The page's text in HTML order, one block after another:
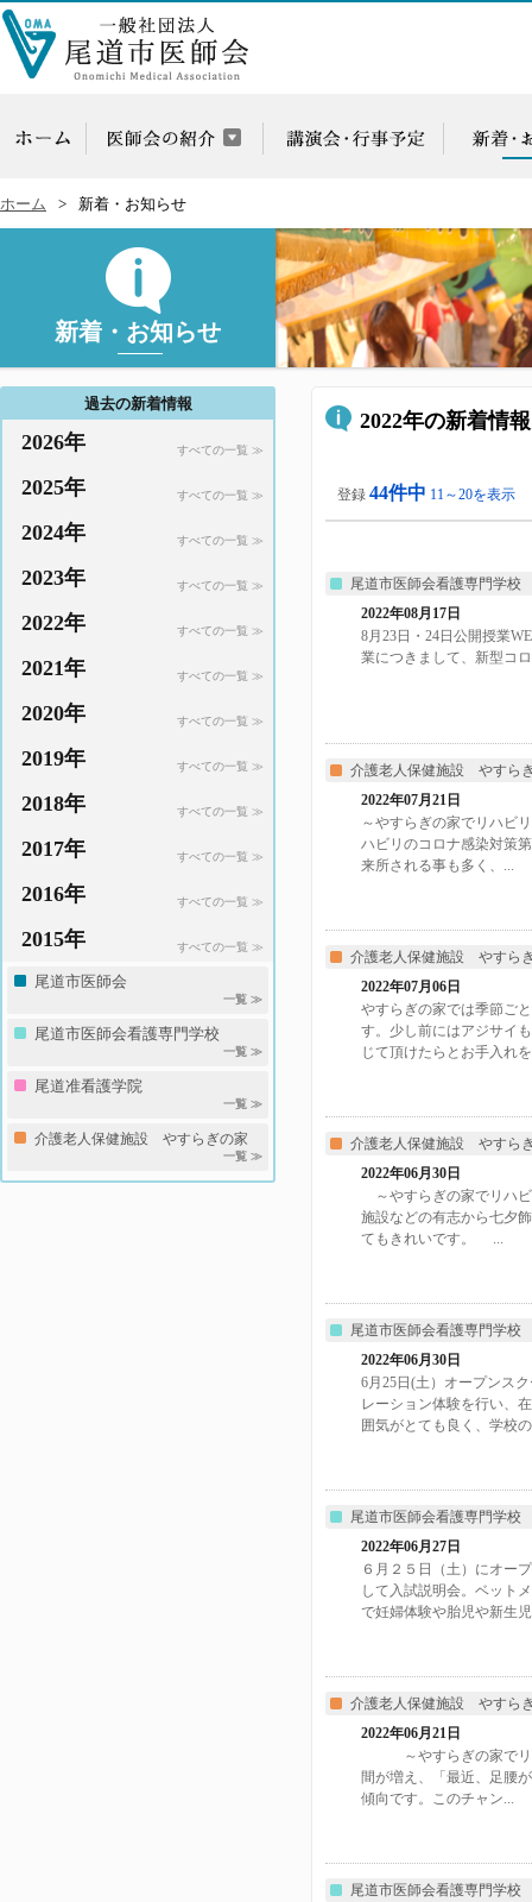
ホーム 新着・お知らせ
新着・お知らせ
2022年の新着情報
登録 44件中 11～20を表示
尾道市医師会看護専門学校
2022年08月17日
8月23日・24日公開授業
業につきまして、新型コ
介護老人保健施設 やすら
2022年07月21日
～やすらぎの家でリハビ
ハビリのコロナ感染対策
来所される事も多く、...
介護老人保健施設 やすら
2022年07月06日
やすらぎの家では季節ご
す。少し前にはアジサイ
じて頂けたらとお手入れ
介護老人保健施設 やすら
2022年06月30日
～やすらぎの家でリハ
施設などの有志から七夕
てもきれいです。 ...
尾道市医師会看護専門学校
2022年06月30日
6月25日(土）オープンス
レーション体験を行い、
囲気がとても良く、学校
尾道市医師会看護専門学校
2022年06月27日
６月２５日（土）にオー
して入試説明会。ベット
で妊婦体験や胎児や新生
介護老人保健施設 やすら
2022年06月21日
～やすらぎの家でリハ
間が増え、「最近、足腰
傾向です。このチャン...
尾道市医師会看護専門学校
過去の新着情報
2026年 すべての一覧 ≫
2025年 すべての一覧 ≫
2024年 すべての一覧 ≫
2023年 すべての一覧 ≫
2022年 すべての一覧 ≫
2021年 すべての一覧 ≫
2020年 すべての一覧 ≫
2019年 すべての一覧 ≫
2018年 すべての一覧 ≫
2017年 すべての一覧 ≫
2016年 すべての一覧 ≫
2015年 すべての一覧 ≫
尾道市医師会
一覧 ≫
尾道市医師会看護専門学校
一覧 ≫
尾道准看護学院
一覧 ≫
介護老人保健施設 やすらぎの家
一覧 ≫